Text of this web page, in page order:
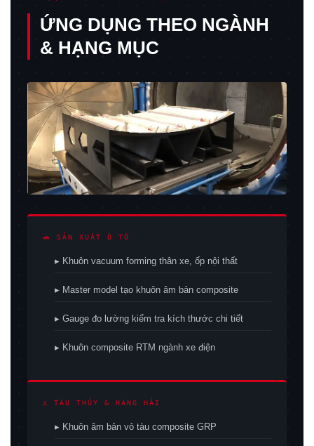
ỨNG DỤNG THEO NGÀNH
& HẠNG MỤC
🚗 SẢN XUẤT Ô TÔ
▸ Khuôn vacuum forming thân xe, ốp nội thất
▸ Master model tạo khuôn âm bản composite
▸ Gauge đo lường kiểm tra kích thước chi tiết
▸ Khuôn composite RTM ngành xe điện
⚓ TÀU THỦY & HÀNG HẢI
▸ Khuôn âm bản vỏ tàu composite GRP